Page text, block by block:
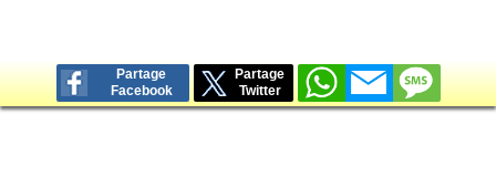
Partage
Facebook
Partage
Twitter